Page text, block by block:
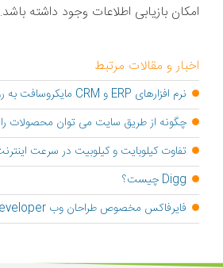
امکان بازیابی اطلاعات وجود داشته باشد.
اخبار و مقالات مرتبط
نرم افزارهای ERP و CRM مایکروسافت به روز می شود
چگونه از طریق سایت می توان محصولات
تفاوت کیلوبایت و کیلوبیت در سرعت
Digg چیست؟
فایرفاکس مخصوص طراحان وب Mozilla firefox for developer